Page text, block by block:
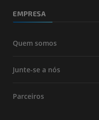
EMPRESA
Quem somos
Junte-se a nós
Parceiros